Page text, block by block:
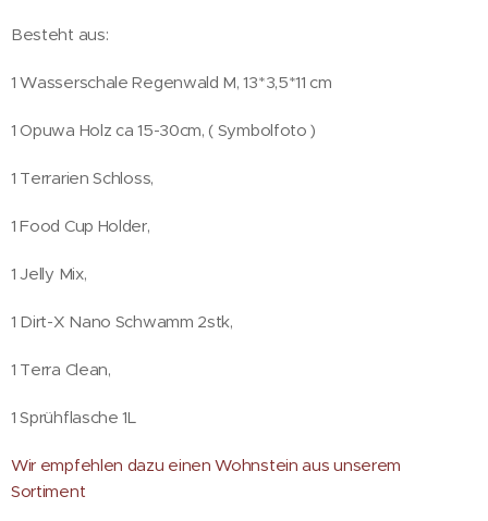
Besteht aus:
1 Wasserschale Regenwald M, 13*3,5*11 cm
1 Opuwa Holz ca 15-30cm, ( Symbolfoto )
1 Terrarien Schloss,
1 Food Cup Holder,
1 Jelly Mix,
1 Dirt-X Nano Schwamm 2stk,
1 Terra Clean,
1 Sprühflasche 1L
Wir empfehlen dazu einen Wohnstein aus unserem
Sortiment